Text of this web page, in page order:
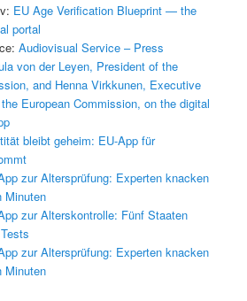
EU Age Verification Blueprint — the
portal
Audiovisual Service – Press
von der Leyen, President of the
and Henna Virkkunen, Executive
European Commission, on the digital
bleibt geheim: EU-App für
zur Altersprüfung: Experten knacken
Minuten
zur Alterskontrolle: Fünf Staaten
zur Altersprüfung: Experten knacken
Minuten